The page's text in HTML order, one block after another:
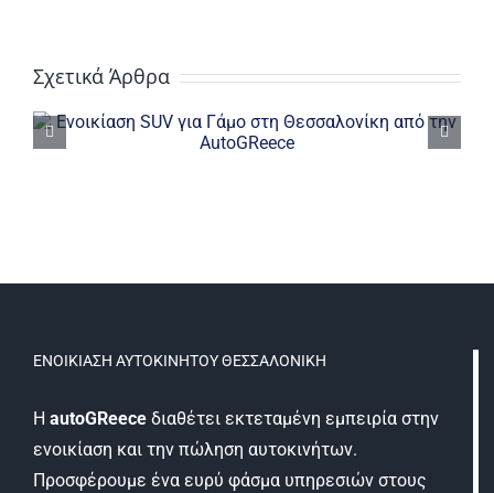
Σχετικά ΆρθραΕξερευνήστε τη
Θεσσαλονίκη με ένα
μικρό αυτοκίνητο
ΕΝΟΙΚΊΑΣΗ ΑΥΤΟΚΙΝΉΤΟΥ ΘΕΣΣΑΛΟΝΊΚΗ
Η autoGReece διαθέτει εκτεταμένη εμπειρία στην
ενοικίαση και την πώληση αυτοκινήτων.
Προσφέρουμε ένα ευρύ φάσμα υπηρεσιών στους